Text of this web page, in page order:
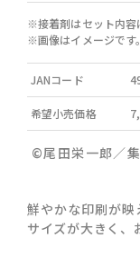
※接着剤はセット内容
※画像はイメージです
JANコード
希望小売価格
©尾田栄一郎／
鮮やかな印刷が
サイズが大きく、